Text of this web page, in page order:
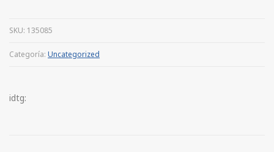
SKU: 135085
Categoría: Uncategorized
idtg: